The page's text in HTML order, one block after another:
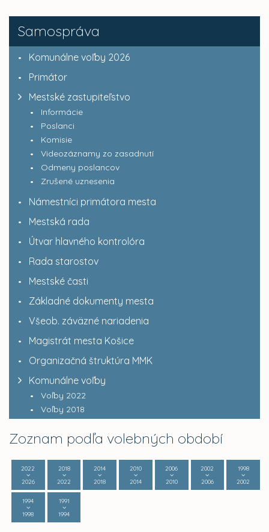
Samospráva
Komunálne voľby 2026
Primátor
Mestské zastupiteľstvo
Informácie
Poslanci
Komisie
Videozáznamy zo zasadnutí
Odmeny poslancov
Zrušené uznesenia
Námestníci primátora mesta
Mestská rada
Útvar hlavného kontrolóra
Rada starostov
Mestské časti
Základné dokumenty mesta
Všeob. záväzné nariadenia
Magistrát mesta Košice
Organizačná štruktúra MMK
Komunálne voľby
Voľby 2022
Voľby 2018
Zoznam podľa volebných období
2022
2026
2018
2022
2014
2018
2010
2014
2006
2010
2002
2006
1998
2002
1994
1998
1991
1994